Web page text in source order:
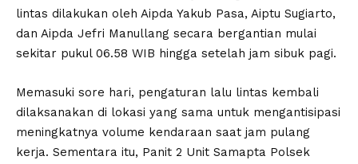
lintas dilakukan oleh Aipda Yakub Pasa, Aiptu Sugiarto,
dan Aipda Jefri Manullang secara bergantian mulai
sekitar pukul 06.58 WIB hingga setelah jam sibuk pagi.
Memasuki sore hari, pengaturan lalu lintas kembali
dilaksanakan di lokasi yang sama untuk mengantisipasi
meningkatnya volume kendaraan saat jam pulang
kerja. Sementara itu, Panit 2 Unit Samapta Polsek